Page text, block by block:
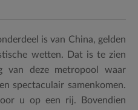
is van China, gelden
wetten. Dat is te zien
van deze metropool waar
spectaculair samenkomen.
u op een rij. Bovendien